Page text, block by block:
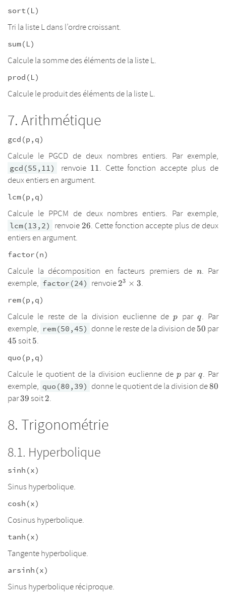
sort(L)
Tri la liste L dans l’ordre croissant.
sum(L)
Calcule la somme des éléments de la liste L.
prod(L)
Calcule le produit des éléments de la liste L.
Arithmétique
gcd(p,q)
Calcule le PGCD de deux nombres entiers. Par exemple,
gcd(55,11) renvoie 11
11. Cette fonction accepte plus de
deux entiers en argument.
lcm(p,q)
Calcule le PPCM de deux nombres entiers. Par exemple,
lcm(13,2) renvoie 26
26. Cette fonction accepte plus de deux
entiers en argument.
factor(n)
Calcule la décomposition en facteurs premiers de n
n. Par
exemple, factor(24) renvoie 2^3
23 × 3.
rem(p,q)
Calcule le reste de la division euclienne dep
p parq
q. Par
exemple, rem(50,45) donne le reste de la division de 50
50 par
45
45 soit 5
5.
quo(p,q)
Calcule le quotient de la division euclienne dep
p parq
q. Par
exemple, quo(80,39) donne le quotient de la division de80
80
par39
39 soit 2
2.
Trigonométrie
Hyperbolique
sinh(x)
Sinus hyperbolique.
cosh(x)
Cosinus hyperbolique.
tanh(x)
Tangente hyperbolique.
arsinh(x)
Sinus hyperbolique réciproque.